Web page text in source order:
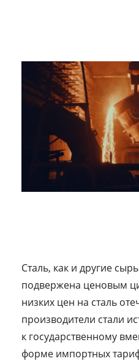
Сталь, как и другие
подвержена ценовым
низких цен на сталь
производители стали
к государственному
форме импортных